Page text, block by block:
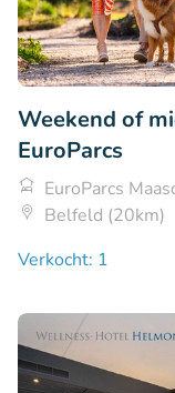
Weekend of
EuroParcs
EuroParcs
Belfeld (20km)
Verkocht: 1